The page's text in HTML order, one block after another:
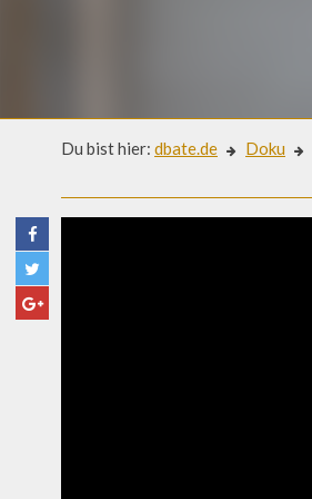
Du bist hier: dbate.de Doku